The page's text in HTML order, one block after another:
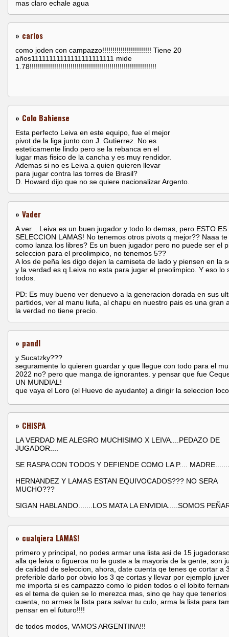
mas claro echale agua
» carlos
como joden con campazzo!!!!!!!!!!!!!!!!!!!!!!!! Tiene 20
años11111111111111111111111 mide
1.78!!!!!!!!!!!!!!!!!!!!!!!!!!!!!!!!!!!!!!!!!!!!!!!!!!!!!!!!!!!!!!
» Colo Bahiense
Esta perfecto Leiva en este equipo, fue el mejor
pivot de la liga junto con J. Gutierrez. No es
esteticamente lindo pero se la rebanca en el
lugar mas fisico de la cancha y es muy rendidor.
Ademas si no es Leiva a quien quieren llevar
para jugar contra las torres de Brasil?
D. Howard dijo que no se quiere nacionalizar Argento.
» Vader
A ver... Leiva es un buen jugador y todo lo demas, pero ESTO ES
SELECCION LAMAS! No tenemos otros pivots q mejor?? Naaa
como lanza los libres? Es un buen jugador pero no puede ser el
seleccion para el preolimpico, no tenemos 5??
A los de peña les digo dejen la camiseta de lado y piensen en la
y la verdad es q Leiva no esta para jugar el preolimpico. Y eso lo
todos.
PD: Es muy bueno ver denuevo a la generacion dorada en sus
partidos, ver al manu liufa, al chapu en nuestro pais es una gran
la verdad no tiene precio.
» pandl
y Sucatzky???
seguramente lo quieren guardar y que llegue con todo para el
2022 no? pero que manga de ignorantes. y pensar que fue
UN MUNDIAL!
que vaya el Loro (el Huevo de ayudante) a dirigir la seleccion loco
» CHISPA
LA VERDAD ME ALEGRO MUCHISIMO X LEIVA....PEDAZO DE
JUGADOR....
SE RASPA CON TODOS Y DEFIENDE COMO LA P.... MADRE.......
HERNANDEZ Y LAMAS ESTAN EQUIVOCADOS??? NO SERA
MUCHO???
SIGAN HABLANDO.......LOS MATA LA ENVIDIA.....SOMOS
» cualqiera LAMAS!
primero y principal, no podes armar una lista asi de 15
alla qe leiva o figueroa no le guste a la mayoria de la gente, son
de calidad de seleccion, ahora, date cuenta qe tenes qe cortar a
preferible darlo por obvio los 3 qe cortas y llevar por ejemplo
me importa si es campazzo como lo piden todos o el lobito
es el tema de quien se lo merezca mas, sino qe hay que tenerlos
cuenta, no armes la lista para salvar tu culo, arma la lista para
pensar en el futuro!!!!
de todos modos, VAMOS ARGENTINA!!!